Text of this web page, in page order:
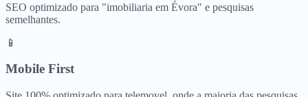
SEO optimizado para "imobiliaria em Évora" e pesquisas
semelhantes.
📱
Mobile First